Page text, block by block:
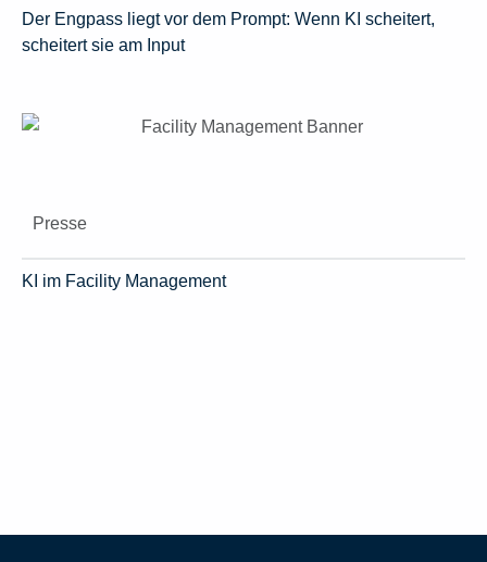
Der Engpass liegt vor dem Prompt: Wenn KI scheitert,
scheitert sie am Input
Presse
KI im Facility Management